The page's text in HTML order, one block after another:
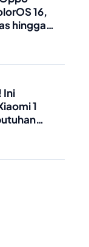
16,
hingga
Ini
1